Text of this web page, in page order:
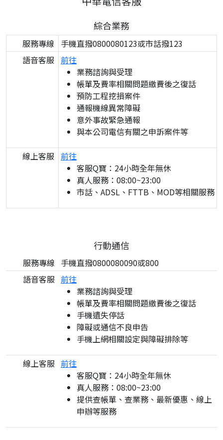
綜合業務
服務專線
手機直撥0800080123或市話撥123
語音客服 前往
業務諮詢與受理
帳單及費率相關問題繳費後之復話
預防工程挖損案件
通報機線異常障礙
意外事故緊急通報
與本公司電信有關之申訴案件等
線上客服 前往
客服Q寶：24小時全年無休
真人服務：08:00~23:00
市話、ADSL、FTTB、MOD等相關服務
行動通信
服務專線 手機直撥0800080090或800
語音客服 前往
業務諮詢與受理
帳單及費率相關問題繳費後之復話
手機遺失停話
障礙或通信不良申告
手機上網相關設定與障礙排除等
線上客服 前往
客服Q寶：24小時全年無休
真人服務：08:00~23:00
提供查帳單、查業務、最新優惠、線上
申辦等服務